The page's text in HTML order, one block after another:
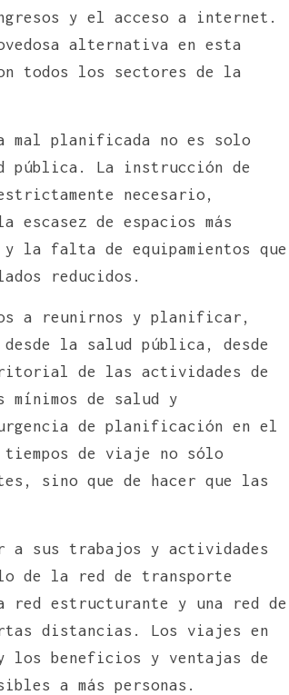
y el acceso a internet.
alternativa en esta
todos los sectores de la
mal planificada no es solo
pública. La instrucción de
necesario,
escasez de espacios más
la falta de equipamientos que
reducidos.
a reunirnos y planificar,
la salud pública, desde
de las actividades de
de salud y
de planificación en el
de viaje no sólo
sino que de hacer que las
a sus trabajos y actividades
de la red de transporte
red estructurante y una red de
distancias. Los viajes en
los beneficios y ventajas de
a más personas.